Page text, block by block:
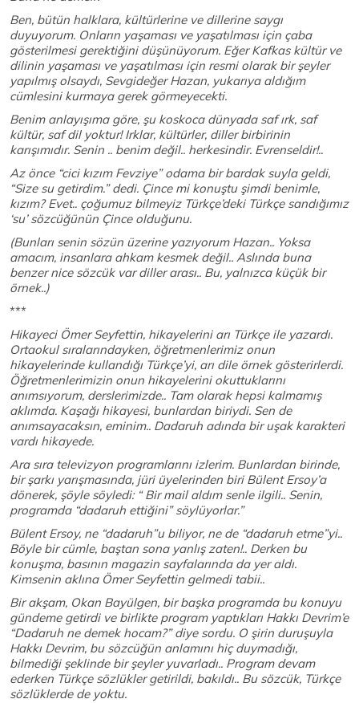
Ben, bütün halklara, kültürlerine ve dillerine saygı
duyuyorum. Onların yaşaması ve yaşatılması için çaba
gösterilmesi gerektiğini düşünüyorum. Eğer Kafkas kültür ve
dilinin yaşaması ve yaşatılması için resmi olarak bir şeyler
yapılmış olsaydı, Sevgideğer Hazan, yukarıya aldığım
cümlesini kurmaya gerek görmeyecekti.
Benim anlayışıma göre, şu koskoca dünyada saf ırk, saf
kültür, saf dil yoktur! Irklar, kültürler, diller birbirinin
karışımıdır. Senin .. benim değil.. herkesindir. Evrenseldir!..
Az önce “cici kızım Fevziye” odama bir bardak suyla geldi,
“Size su getirdim.” dedi. Çince mi konuştu şimdi benimle,
kızım? Evet.. çoğumuz bilmeyiz Türkçe’deki Türkçe sandığımız
‘su’ sözcüğünün Çince olduğunu.
(Bunları senin sözün üzerine yazıyorum Hazan.. Yoksa
amacım, insanlara ahkam kesmek değil.. Aslında buna
benzer nice sözcük var diller arası.. Bu, yalnızca küçük bir
örnek..)
***
Hikayeci Ömer Seyfettin, hikayelerini arı Türkçe ile yazardı.
Ortaokul sıralarındayken, öğretmenlerimiz onun
hikayelerinde kullandığı Türkçe’yi, arı dile örnek gösterirlerdi.
Öğretmenlerimizin onun hikayelerini okuttuklarını
anımsıyorum, derslerimizde.. Tam olarak hepsi kalmamış
aklımda. Kaşağı hikayesi, bunlardan biriydi. Sen de
anımsayacaksın, eminim.. Dadaruh adında bir uşak karakteri
vardı hikayede.
Ara sıra televizyon programlarını izlerim. Bunlardan birinde,
bir şarkı yarışmasında, jüri üyelerinden biri Bülent Ersoy’a
dönerek, şöyle söyledi: “ Bir mail aldım senle ilgili.. Senin,
programda “dadaruh ettiğini” söylüyorlar.”
Bülent Ersoy, ne “dadaruh”u biliyor, ne de “dadaruh etme”yi..
Böyle bir cümle, baştan sona yanlış zaten!.. Derken bu
konuşma, basının magazin sayfalarında da yer aldı.
Kimsenin aklına Ömer Seyfettin gelmedi tabii..
Bir akşam, Okan Bayülgen, bir başka programda bu konuyu
gündeme getirdi ve birlikte program yaptıkları Hakkı Devrim’e
“Dadaruh ne demek hocam?” diye sordu. O şirin duruşuyla
Hakkı Devrim, bu sözcüğün anlamını hiç duymadığı,
bilmediği şeklinde bir şeyler yuvarladı.. Program devam
ederken Türkçe sözlükler getirildi, bakıldı.. Bu sözcük, Türkçe
sözlüklerde de yoktu.